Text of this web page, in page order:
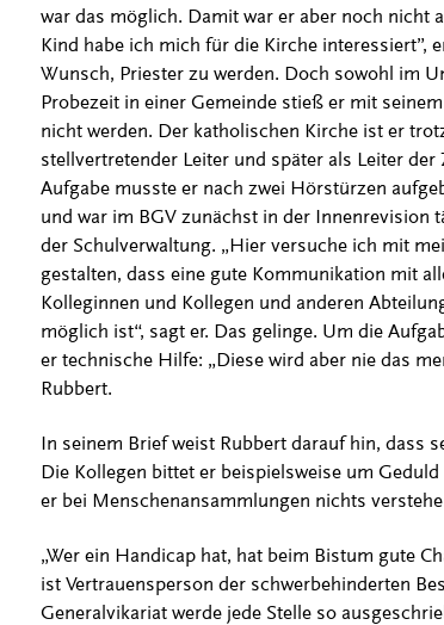
war das möglich. Damit war er aber noch nicht
Kind habe ich mich für die Kirche interessiert”,
Wunsch, Priester zu werden. Doch sowohl im
Probezeit in einer Gemeinde stieß er mit
nicht werden. Der katholischen Kirche ist er
stellvertretender Leiter und später als Leiter
Aufgabe musste er nach zwei Hörstürzen
und war im BGV zunächst in der Innenrevision
der Schulverwaltung. „Hier versuche ich mit
gestalten, dass eine gute Kommunikation mit
Kolleginnen und Kollegen und anderen
möglich ist“, sagt er. Das gelinge. Um die
er technische Hilfe: „Diese wird aber nie das
Rubbert.
In seinem Brief weist Rubbert darauf hin, dass
Die Kollegen bittet er beispielsweise um
er bei Menschenansammlungen nichts
„Wer ein Handicap hat, hat beim Bistum gute
ist Vertrauensperson der schwerbehinderten
Generalvikariat werde jede Stelle so